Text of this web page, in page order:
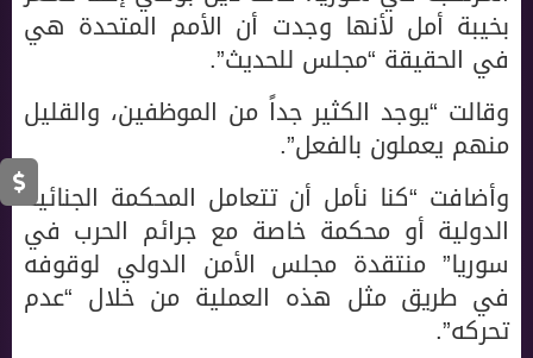
بخيبة أمل لأنها وجدت أن الأمم المتحدة هي
في الحقيقة “مجلس للحديث”.
وقالت “يوجد الكثير جداً من الموظفين، والقليل
منهم يعملون بالفعل”.
وأضافت “كنا نأمل أن تتعامل المحكمة الجنائية
الدولية أو محكمة خاصة مع جرائم الحرب في
سوريا” منتقدة مجلس الأمن الدولي لوقوفه
في طريق مثل هذه العملية من خلال “عدم
تحركه”.